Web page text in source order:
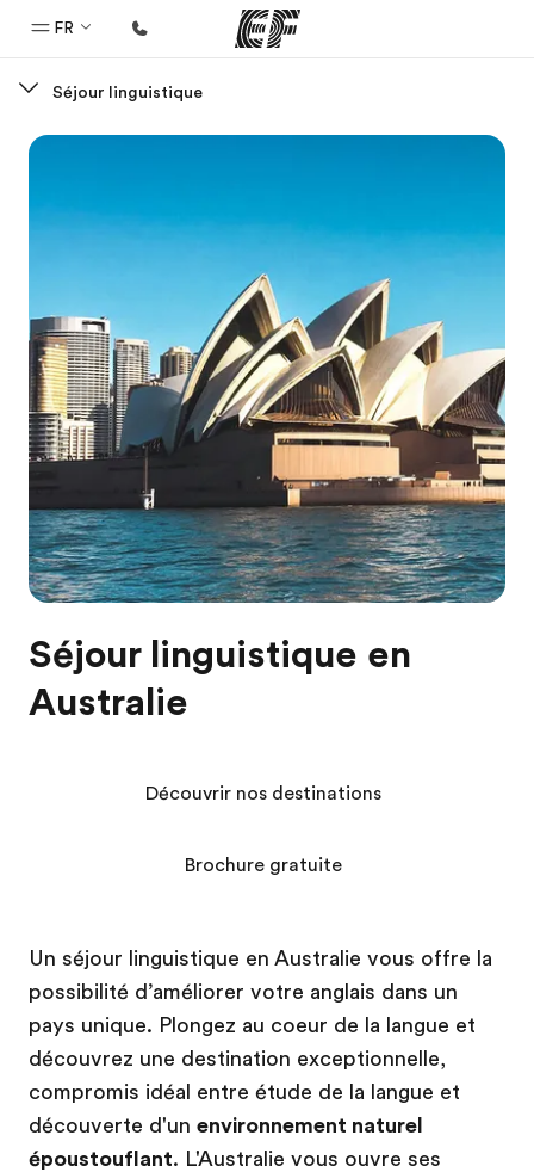
FR
Bienvenue chez EF
Trouver un bureau
A propos de nous
Qui sommes-nous ?
EF recrute
Rejoignez nos équipes
Séjour linguistique
Séjour linguistique en
Australie
Un séjour linguistique en Australie vous offre la
possibilité d’améliorer votre anglais dans un
pays unique. Plongez au coeur de la langue et
découvrez une destination exceptionnelle,
compromis idéal entre étude de la langue et
découverte d'un environnement naturel
époustouflant. L'Australie vous ouvre ses
Découvrir nos destinations
Brochure gratuite